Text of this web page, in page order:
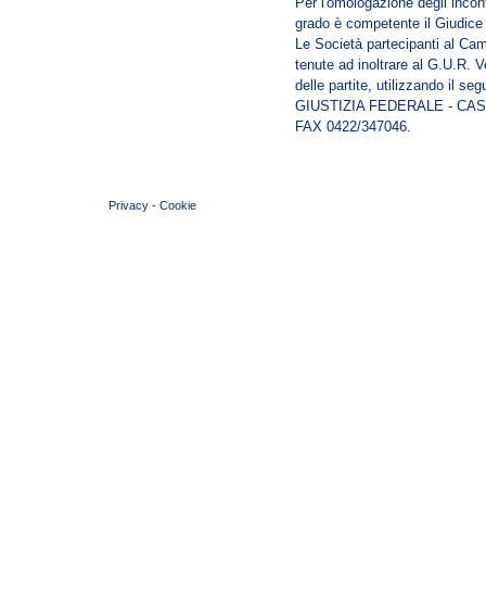
grado è competente il
Le Società partecipanti al
tenute ad inoltrare al G.U.R.
delle partite, utilizzando il
GIUSTIZIA FEDERALE -
FAX 0422/347046.
Privacy - Cookie